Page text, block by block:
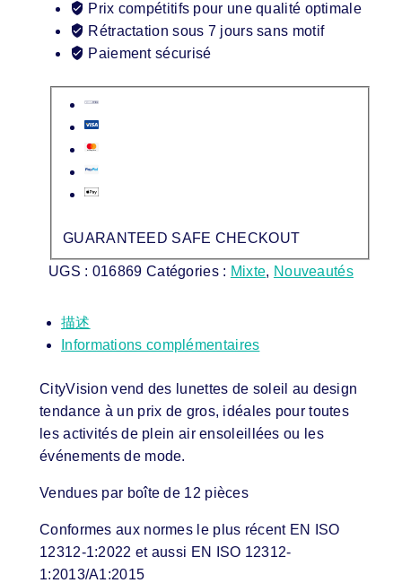
Prix compétitifs pour une qualité optimale
Rétractation sous 7 jours sans motif
Paiement sécurisé
GUARANTEED SAFE CHECKOUT
UGS : 016869 Catégories : Mixte, Nouveautés
描述
Informations complémentaires
CityVision vend des lunettes de soleil au design
tendance à un prix de gros, idéales pour toutes
les activités de plein air ensoleillées ou les
événements de mode.
Vendues par boîte de 12 pièces
Conformes aux normes le plus récent EN ISO
12312-1:2022 et aussi EN ISO 12312-
1:2013/A1:2015